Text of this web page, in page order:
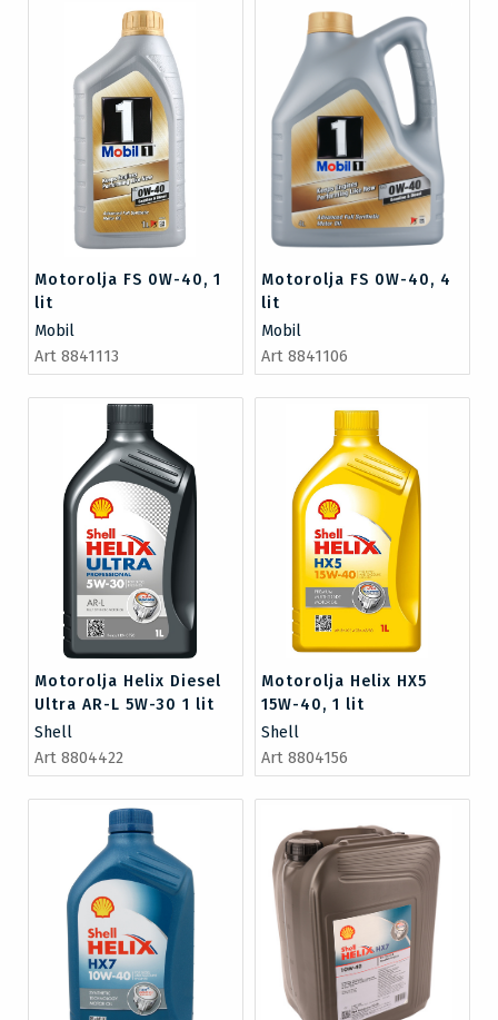
Motorolja FS 0W-40, 1
lit
Mobil
Art 8841113
Motorolja FS 0W-40, 4
lit
Mobil
Art 8841106
Motorolja Helix Diesel
Ultra AR-L 5W-30 1 lit
Shell
Art 8804422
Motorolja Helix HX5
15W-40, 1 lit
Shell
Art 8804156